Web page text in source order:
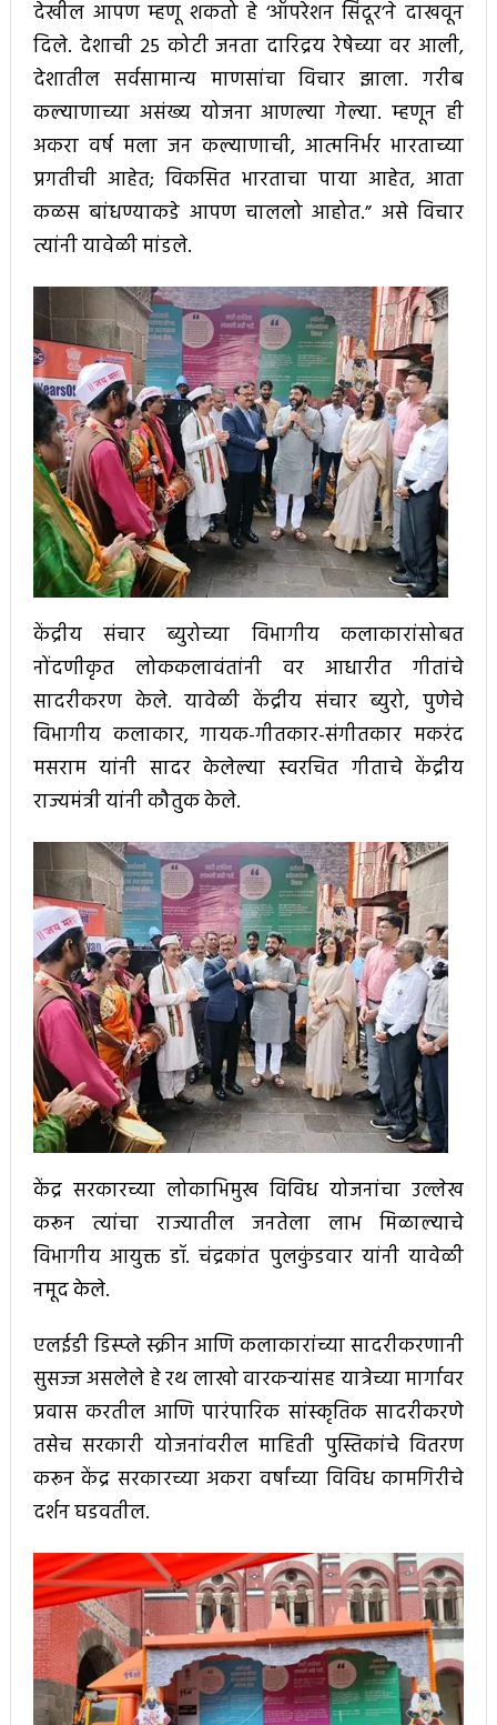
देखील आपण म्हणू शकतो हे ‘ऑपरेशन सिंदूर’ने दाखवून
दिले. देशाची 25 कोटी जनता दारिद्रय रेषेच्या वर आली,
देशातील सर्वसामान्य माणसांचा विचार झाला. गरीब
कल्याणाच्या असंख्य योजना आणल्या गेल्या. म्हणून ही
अकरा वर्ष मला जन कल्याणाची, आत्मनिर्भर भारताच्या
प्रगतीची आहेत; विकसित भारताचा पाया आहेत, आता
कळस बांधण्याकडे आपण चाललो आहोत.” असे विचार
त्यांनी यावेळी मांडले.
केंद्रीय संचार ब्युरोच्या विभागीय कलाकारांसोबत
नोंदणीकृत लोककलावंतांनी वर आधारीत गीतांचे
सादरीकरण केले. यावेळी केंद्रीय संचार ब्युरो, पुणेचे
विभागीय कलाकार, गायक-गीतकार-संगीतकार मकरंद
मसराम यांनी सादर केलेल्या स्वरचित गीताचे केंद्रीय
राज्यमंत्री यांनी कौतुक केले.
केंद्र सरकारच्या लोकाभिमुख विविध योजनांचा उल्लेख
करून त्यांचा राज्यातील जनतेला लाभ मिळाल्याचे
विभागीय आयुक्त डॉ. चंद्रकांत पुलकुंडवार यांनी यावेळी
नमूद केले.
एलईडी डिस्प्ले स्क्रीन आणि कलाकारांच्या सादरीकरणानी
सुसज्ज असलेले हे रथ लाखो वारकऱ्यांसह यात्रेच्या मार्गावर
प्रवास करतील आणि पारंपारिक सांस्कृतिक सादरीकरणे
तसेच सरकारी योजनांवरील माहिती पुस्तिकांचे वितरण
करून केंद्र सरकारच्या अकरा वर्षांच्या विविध कामगिरीचे
दर्शन घडवतील.